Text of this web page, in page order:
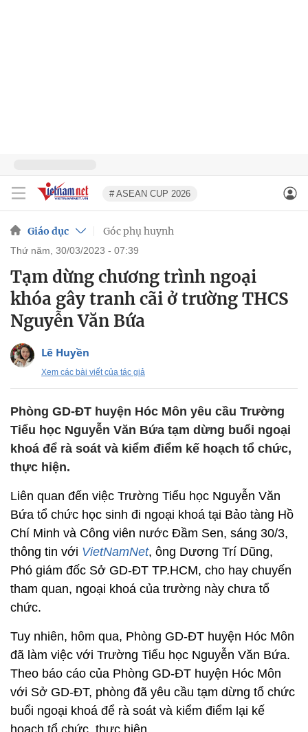
# ASEAN CUP 2026
Giáo dục Góc phụ huynh
thứ năm, 30/03/2023 - 07:39
Tạm dừng chương trình ngoại
khóa gây tranh cãi ở trường THCS
Nguyễn Văn Bứa
Lê Huyền
Xem các bài viết của tác giả
Phòng GD-ĐT huyện Hóc Môn yêu cầu Trường
Tiểu học Nguyễn Văn Bứa tạm dừng buổi ngoại
khoá để rà soát và kiểm điểm kế hoạch tổ chức,
thực hiện.
Liên quan đến việc Trường Tiểu học Nguyễn Văn
Bứa tổ chức học sinh đi ngoại khoá tại Bảo tàng Hồ
Chí Minh và Công viên nước Đầm Sen, sáng 30/3,
thông tin với VietNamNet, ông Dương Trí Dũng,
Phó giám đốc Sở GD-ĐT TP.HCM, cho hay chuyến
tham quan, ngoại khoá của trường này chưa tổ
chức.
Tuy nhiên, hôm qua, Phòng GD-ĐT huyện Hóc Môn
đã làm việc với Trường Tiểu học Nguyễn Văn Bứa.
Theo báo cáo của Phòng GD-ĐT huyện Hóc Môn
với Sở GD-ĐT, phòng đã yêu cầu tạm dừng tổ chức
buổi ngoại khoá để rà soát và kiểm điểm lại kế
hoạch tổ chức, thực hiện.